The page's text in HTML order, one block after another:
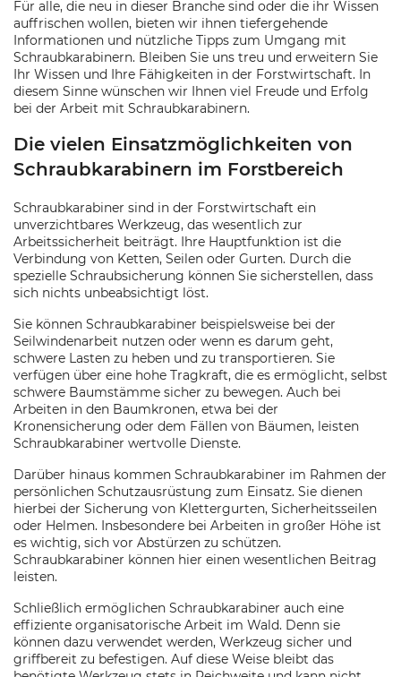
Für alle, die neu in dieser Branche sind oder die ihr Wissen
auffrischen wollen, bieten wir ihnen tiefergehende
Informationen und nützliche Tipps zum Umgang mit
Schraubkarabinern. Bleiben Sie uns treu und erweitern Sie
Ihr Wissen und Ihre Fähigkeiten in der Forstwirtschaft. In
diesem Sinne wünschen wir Ihnen viel Freude und Erfolg
bei der Arbeit mit Schraubkarabinern.
Die vielen Einsatzmöglichkeiten von
Schraubkarabinern im Forstbereich
Schraubkarabiner sind in der Forstwirtschaft ein
unverzichtbares Werkzeug, das wesentlich zur
Arbeitssicherheit beiträgt. Ihre Hauptfunktion ist die
Verbindung von Ketten, Seilen oder Gurten. Durch die
spezielle Schraubsicherung können Sie sicherstellen, dass
sich nichts unbeabsichtigt löst.
Sie können Schraubkarabiner beispielsweise bei der
Seilwindenarbeit nutzen oder wenn es darum geht,
schwere Lasten zu heben und zu transportieren. Sie
verfügen über eine hohe Tragkraft, die es ermöglicht, selbst
schwere Baumstämme sicher zu bewegen. Auch bei
Arbeiten in den Baumkronen, etwa bei der
Kronensicherung oder dem Fällen von Bäumen, leisten
Schraubkarabiner wertvolle Dienste.
Darüber hinaus kommen Schraubkarabiner im Rahmen der
persönlichen Schutzausrüstung zum Einsatz. Sie dienen
hierbei der Sicherung von Klettergurten, Sicherheitsseilen
oder Helmen. Insbesondere bei Arbeiten in großer Höhe ist
es wichtig, sich vor Abstürzen zu schützen.
Schraubkarabiner können hier einen wesentlichen Beitrag
leisten.
Schließlich ermöglichen Schraubkarabiner auch eine
effiziente organisatorische Arbeit im Wald. Denn sie
können dazu verwendet werden, Werkzeug sicher und
griffbereit zu befestigen. Auf diese Weise bleibt das